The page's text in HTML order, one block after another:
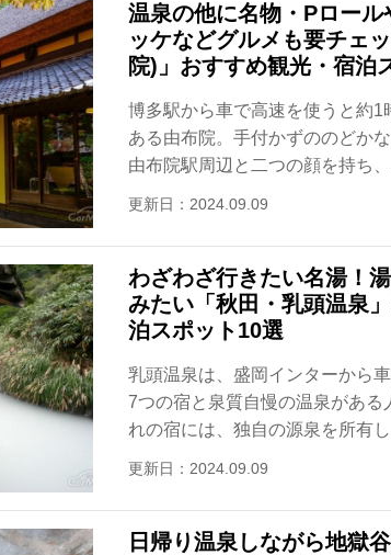
温泉の他に名物・Pロール
ッケなどグルメも要チェ
院)」おすすめ観光・宿泊
博多駅から車で高速を使うと約
ある由布院。手付かずののどか
由布院駅周辺と二つの顔を持ち
更新日：2024.09.09
わざわざ行きたい名湯！
みたい「秋田・乳頭温泉
泊スポット10選
乳頭温泉は、盛岡インターから
7つの宿と泉質自慢の温泉があ
れの宿には、独自の源泉を所有
更新日：2024.09.09
日帰り温泉しながら地獄